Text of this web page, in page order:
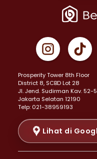
Properti Dijual di
Properti Dijual di Gambir >
Properti Dijual di Johar
Properti Dijual di
Properti Dijual di Senen
Properti Dijual di Tanah
Properti Dijual di Cikini >
Properti Dijual di Kramat >
Properti Dijual di Pasar
Properti Dijual di
Prosperity Tower 8th Floor
District 8, SCBD Lot 28
JI. Jend. Sudirman Kav. 52-
Jakarta Selatan 12190
Telp: 021-38959193
Lihat di